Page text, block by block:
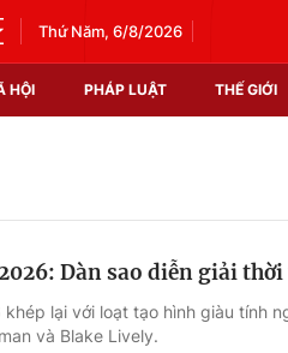
Thứ Năm, 6/8/2026
HỘI PHÁP LUẬT THẾ GIỚI
Thị trường
Dàn sao diễn giải
lại với loạt tạo hình giàu tính
và Blake Lively.